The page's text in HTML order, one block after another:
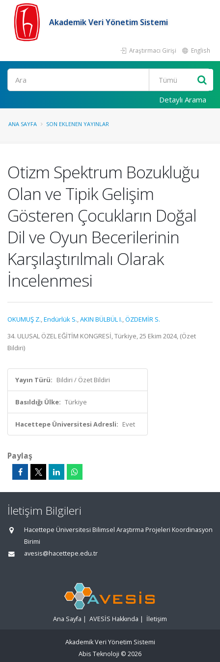
Akademik Veri Yönetim Sistemi
Araştırmacı Girişi English
Ara
Detaylı Arama
ANA SAYFA SON EKLENEN YAYINLAR
Otizm Spektrum Bozukluğu
Olan ve Tipik Gelişim
Gösteren Çocukların Doğal
Dil ve Oyun Becerilerinin
Karşılaştırılmalı Olarak
İncelenmesi
OKUMUŞ Z.,Endürlük S.,AKIN BÜLBÜL I.,ÖZDEMİR S.
34. ULUSAL ÖZEL EĞİTİM KONGRESİ, Türkiye, 25 Ekim 2024, (Özet
Bildiri)
Yayın Türü: Bildiri / Özet Bildiri
Basıldığı Ülke: Türkiye
Hacettepe Üniversitesi Adresli: Evet
Paylaş
İletişim Bilgileri
Hacettepe Üniversitesi Bilimsel Araştırma Projeleri Koordinasyon
Birimi
avesis@hacettepe.edu.tr
Ana Sayfa | AVESİS Hakkında | İletişim
Akademik Veri Yönetim Sistemi
Abis Teknoloji © 2026